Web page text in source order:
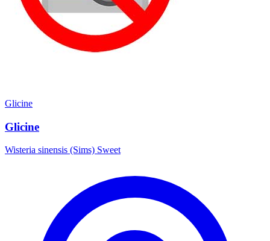
Glicine
Glicine
Wisteria sinensis (Sims) Sweet